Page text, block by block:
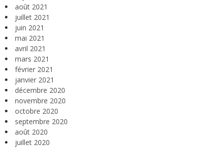
août 2021
juillet 2021
juin 2021
mai 2021
avril 2021
mars 2021
février 2021
janvier 2021
décembre 2020
novembre 2020
octobre 2020
septembre 2020
août 2020
juillet 2020